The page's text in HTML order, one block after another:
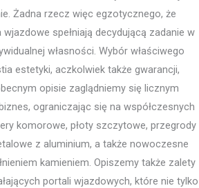
Żadna rzecz więc egzotycznego, że
spełniają decydującą zadanie w
własności. Wybór właściwego
estetyki, aczkolwiek także gwarancji,
opisie zaglądniemy się licznym
ograniczając się na współczesnych
komorowe, płoty szczytowe, przegrody
z aluminium, a także nowoczesne
kamieniem. Opiszemy także zalety
portali wjazdowych, które nie tylko